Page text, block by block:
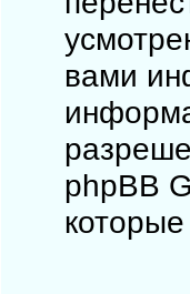
вами
phpBB